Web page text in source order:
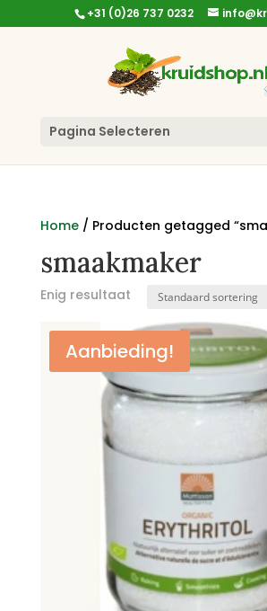
+31 (0)26 737 0232
Pagina Selecteren
Home/ Producten getagged
smaakmaker
Enig resultaat
Aanbieding!